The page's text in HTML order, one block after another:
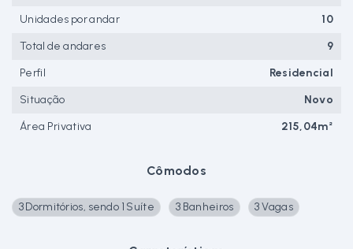
Cômodos
3 Dormitórios, sendo 1 Suíte 3 Banheiros 3 Vagas
Unidades por andar
10
Total de andares
9
Perfil
Residencial
Situação
Novo
Área Privativa
215,04m²